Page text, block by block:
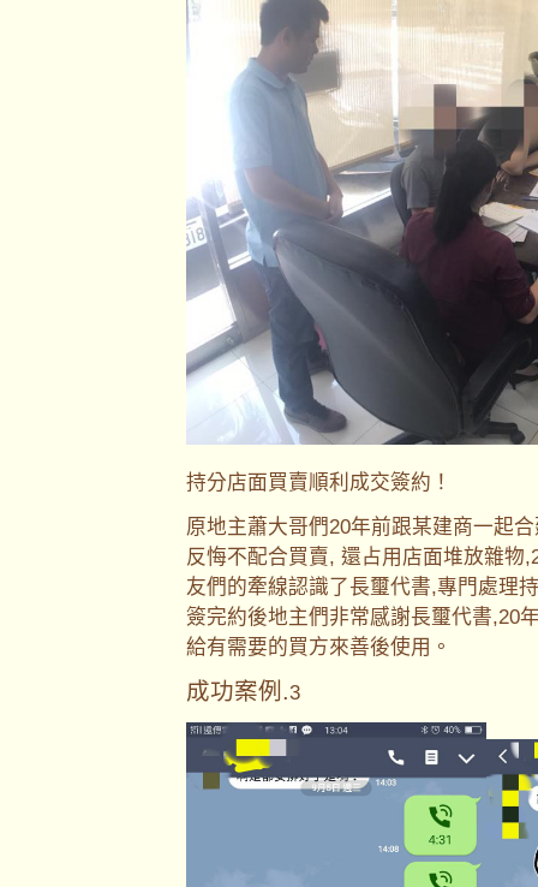
持分店面買賣順利成交簽約！
原地主蕭大哥們20年前跟某建商一起
反悔不配合買賣, 還占用店面堆放雜物
友們的牽線認識了長璽代書,專門處理
簽完約後地主們非常感謝長璽代書,20
給有需要的買方來善後使用。
成功案例.3